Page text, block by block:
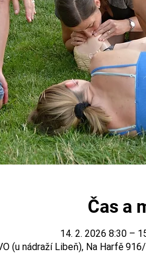
Čas a
14. 2. 2026 8:30 –
(u nádraží Libeň), Na Harfě